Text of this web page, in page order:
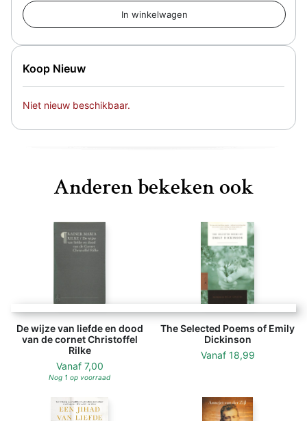
Koop Nieuw
Niet nieuw beschikbaar.
Anderen bekeken ook
De wijze van liefde en dood
van de cornet Christoffel
Rilke
Vanaf 7,00
Nog 1 op voorraad
The Selected Poems of Emily
Dickinson
Vanaf 18,99